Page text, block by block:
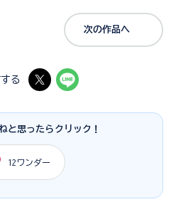
次の作品へ
る
と思ったらクリック！
12 ワンダー